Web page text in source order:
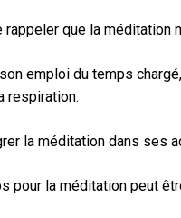
que la
emploi du temps
respiration.
la méditation dans ses
pour la méditation peut